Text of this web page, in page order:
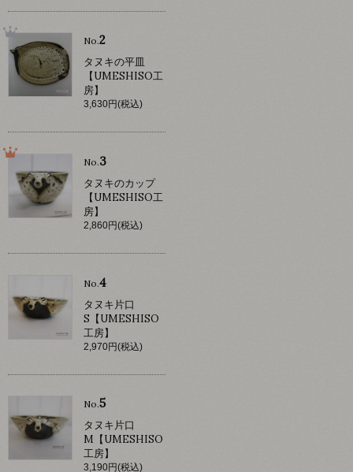
No.2
タヌキの平皿
【UMESHISO工
房】
3,630円(税込)
No.3
タヌキのカップ
【UMESHISO工
房】
2,860円(税込)
No.4
タヌキ片口
S【UMESHISO
工房】
2,970円(税込)
No.5
タヌキ片口
M【UMESHISO
工房】
3,190円(税込)